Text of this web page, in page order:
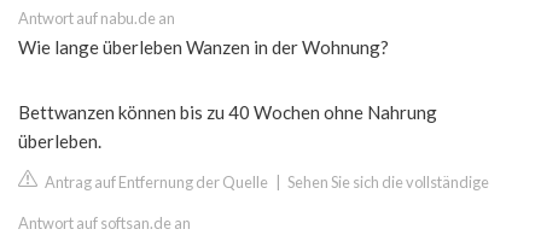
Antwort auf nabu.de an
Wie lange überleben Wanzen in der Wohnung?
Bettwanzen können bis zu 40 Wochen ohne Nahrung
überleben.
Antrag auf Entfernung der Quelle Sehen Sie sich die vollständige
Antwort auf softsan.de an